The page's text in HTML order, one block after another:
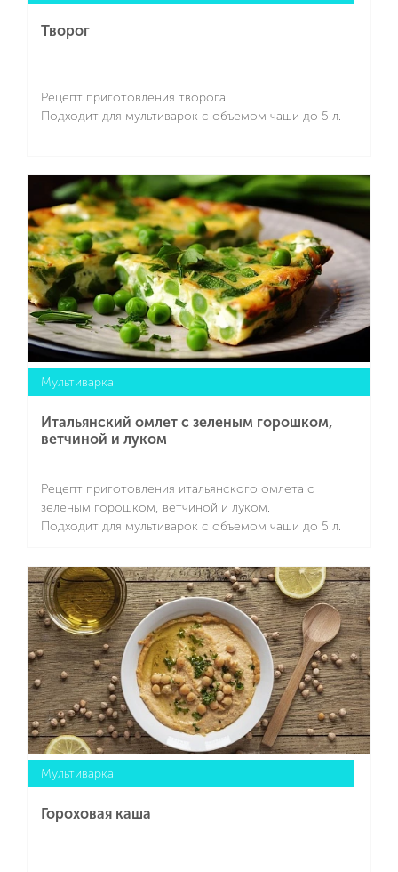
Творог
Рецепт приготовления творога.
Подходит для мультиварок с объемом чаши до 5 л.
Подробнее
Мультиварка
Итальянский омлет с зеленым горошком,
ветчиной и луком
Рецепт приготовления итальянского омлета с
зеленым горошком, ветчиной и луком.
Подходит для мультиварок с объемом чаши до 5 л.
Подробнее
Мультиварка
Гороховая каша